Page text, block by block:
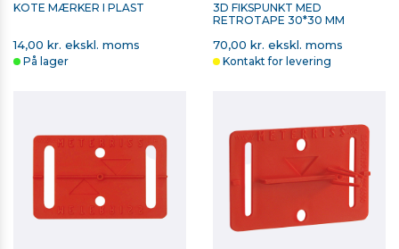
KOTE MÆRKER I PLAST
14,00 kr. ekskl. moms
På lager
3D FIKSPUNKT MED
RETROTAPE 30*30 MM
70,00 kr. ekskl. moms
Kontakt for levering